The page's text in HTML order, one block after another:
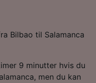
Bilbao til Salamanca
9 minutter hvis du
men du kan